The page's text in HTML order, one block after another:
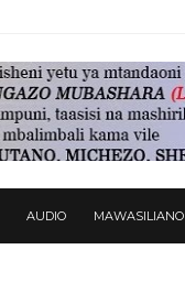
AUDIO MAWASILIANO